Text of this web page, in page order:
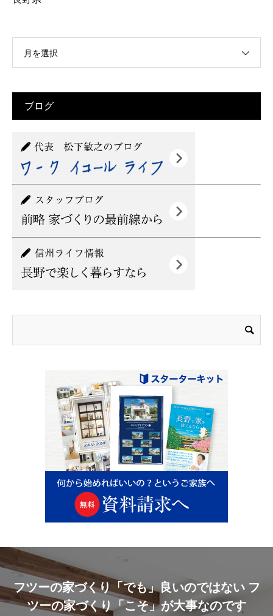
月を選択
ブログ
フツーの家づくり「でも」良いのではない フ
ツーの家づくり「こそ」が大事なのです